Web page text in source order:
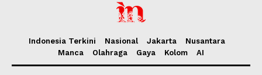
Indonesia Terkini Nasional Jakarta
Nusantara
Manca
Olahraga Gaya Kolom AI